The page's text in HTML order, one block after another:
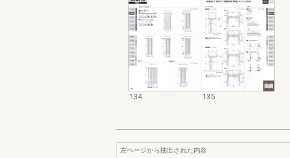
134 135
左ページから抽出された内容